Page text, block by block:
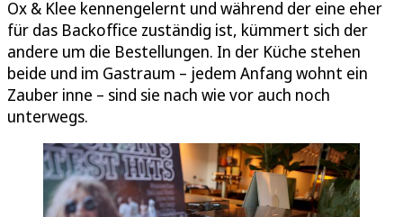
Ox & Klee kennengelernt und während der eine eher
für das Backoffice zuständig ist, kümmert sich der
andere um die Bestellungen. In der Küche stehen
beide und im Gastraum – jedem Anfang wohnt ein
Zauber inne – sind sie nach wie vor auch noch
unterwegs.